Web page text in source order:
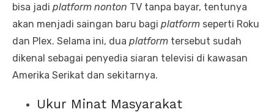
bisa jadi platform nonton TV tanpa bayar, tentunya
akan menjadi saingan baru bagi platform seperti Roku
dan Plex. Selama ini, dua platform tersebut sudah
dikenal sebagai penyedia siaran televisi di kawasan
Amerika Serikat dan sekitarnya.
Ukur Minat Masyarakat